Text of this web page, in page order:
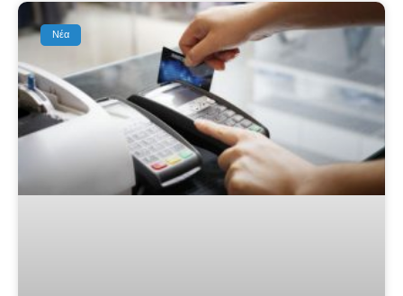
Νέα